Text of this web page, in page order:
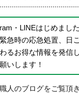
・LINEはじめまし
急時の応急処置、日
るお得な情報を発信
いします！
人のブログをご覧頂